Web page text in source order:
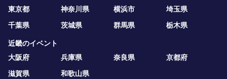
東京都
神奈川県 横浜市
埼玉県
千葉県
茨城県 群馬県 栃木県
近畿のイベント
大阪府
兵庫県 奈良県
京都府
滋賀県
和歌山県